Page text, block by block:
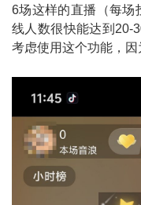
6场这样的直播（每场
线人数很快能达到20-
考虑使用这个功能，因